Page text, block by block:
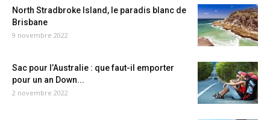
North Stradbroke Island, le paradis blanc de
Brisbane
9 novembre 2022
Sac pour l’Australie : que faut-il emporter
pour un an Down...
2 novembre 2022